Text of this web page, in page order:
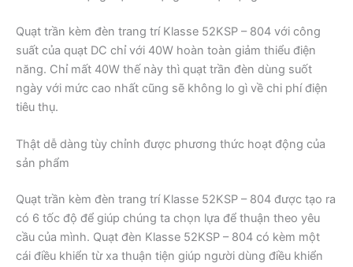
Quạt trần kèm đèn trang trí Klasse 52KSP – 804 với công
suất của quạt DC chỉ với 40W hoàn toàn giảm thiểu điện
năng. Chỉ mất 40W thế này thì quạt trần đèn dùng suốt
ngày với mức cao nhất cũng sẽ không lo gì về chi phí điện
tiêu thụ.
Thật dễ dàng tùy chỉnh được phương thức hoạt động của
sản phẩm
Quạt trần kèm đèn trang trí Klasse 52KSP – 804 được tạo ra
có 6 tốc độ để giúp chúng ta chọn lựa để thuận theo yêu
cầu của mình. Quạt đèn Klasse 52KSP – 804 có kèm một
cái điều khiển từ xa thuận tiện giúp người dùng điều khiển